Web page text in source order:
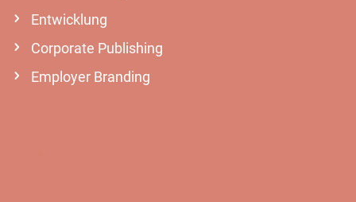
Entwicklung
Corporate Publishing
Employer Branding